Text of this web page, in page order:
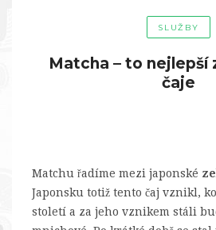
SLUŽBY
Matcha – to nejlepší
čaje
Matchu řadíme mezi japonské
Japonsku totiž tento čaj vznikl,
století a za jeho vznikem stáli